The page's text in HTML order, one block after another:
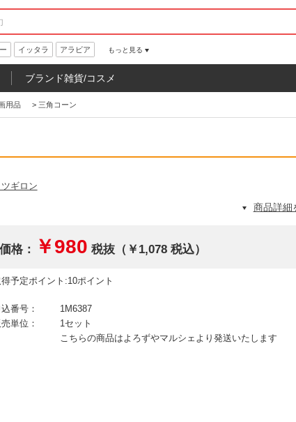
イッタラ アラビア もっと見る
ブランド雑貨/コスメ
用品 > 三角コーン
ツギロン
商品詳細
価格： ￥980 税抜（￥1,078 税込）
予定ポイント:10ポイント
番号：
1M6387
単位：
1セット
こちらの商品はよろずやマルシェより発送いたします